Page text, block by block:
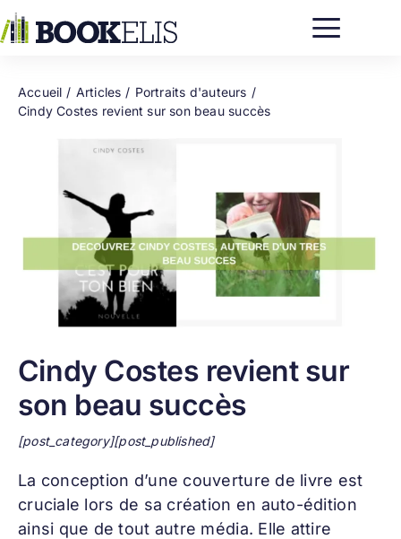
au
contenu
Accueil Articles
Portraits d'auteurs
Cindy Costes revient sur son beau succès
Cindy Costes revient sur
son beau succès
[post_category][post_published]
La conception d’une couverture de livre est
cruciale lors de sa création en auto-édition
ainsi que de tout autre média. Elle attire